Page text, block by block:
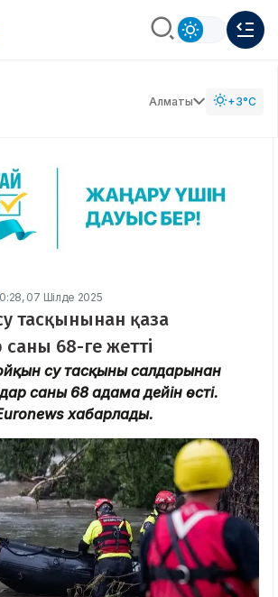
Алматы +3°C
07 Шілде 2025
тасқынынан қаза
68-ге жетті
су тасқыны салдарынан
саны 68 адамға дейін өсті.
хабарлады.